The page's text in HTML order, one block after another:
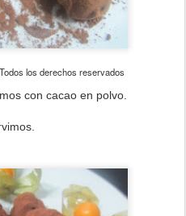
los derechos reservados
con cacao en polvo.